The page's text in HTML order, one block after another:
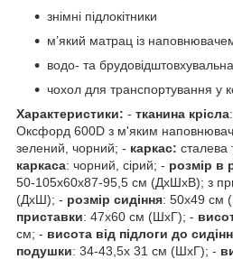
знімні підлокітники
м’який матрац із
водо- та
чохол для транспортування у
Характеристики: - тканина крісла
Оксфорд 600D з м'яким
зелений, чорний; - каркас:
каркаса: чорний, сірий; - розмір в
50-105х60х87-95,5 см (ДхШхВ); з
(ДхШ); - розмір сидіння: 50х49 см
приставки: 47х60 см (ШхГ); -
см; - висота від підлоги до
подушки: 34-43,5х 31 см (ШхГ); -